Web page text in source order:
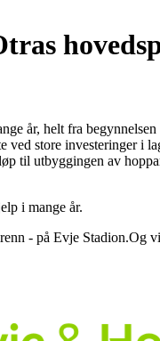
år, helt fra
ved store investeringer i
til utbyggingen av
i mange år.
- på Evje Stadion.Og